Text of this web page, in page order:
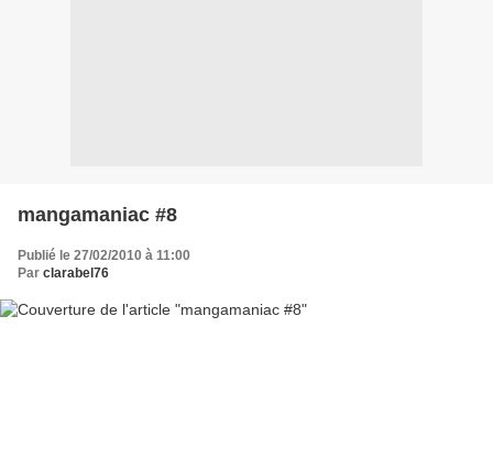
mangamaniac #8
Publié le 27/02/2010 à 11:00
Par clarabel76